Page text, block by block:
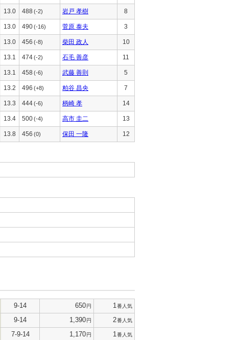
13.0 488 (-2) 岩戸 孝樹 8
13.0 490(-16) 菅原 泰夫 3
13.0 456 (-8) 柴田 政人 10
13.1 474(-2) 石毛 善彦 11
13.1 458 (-6) 武藤 善則 5
13.2 496 (+8) 粕谷 昌央 7
13.3 444(-6) 柄崎 孝 14
13.4 500(-4) 高市 圭二 13
13.8 456 (0) 保田 一隆 12
9-14 650円 1 番人気
9-14 1,390円 2番人気
7-9-14 1,170円 1 番人気